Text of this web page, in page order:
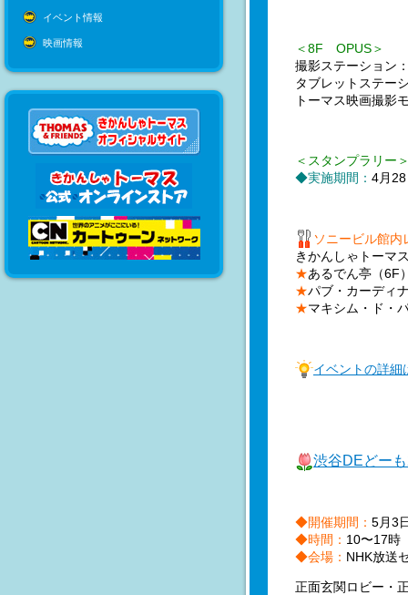
イベント情報
映画情報
＜8F OPUS＞
撮影ステーション
タブレットステー
トーマス映画撮影
＜スタンプラリー
◆実施期間： 4月
ソニービル館内
きかんしゃトーマ
★あるでん亭（6F
★パブ・カーディ
★マキシム・ド・
イベントの詳細
渋谷DEどー
◆開催期間： 5月3
◆時間： 10〜17
◆会場： NHK放送
正面玄関ロビー・